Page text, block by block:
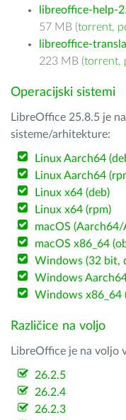
libreoffice-help-
57 MB (torrent,
libreoffice-
223 MB (torrent,
Operacijski sistemi
LibreOffice 25.8.5 je
sisteme/arhitekture:
Linux Aarch64
Linux Aarch64
Linux x64 (deb)
Linux x64 (rpm)
macOS
macOS x86_64
Windows (32 bit,
Windows
Windows x86_64
Različice na voljo
LibreOffice je na voljo
26.2.5
26.2.4
26.2.3